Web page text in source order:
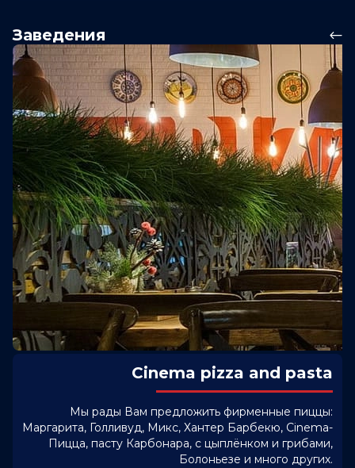
Заведения
Cinema pizza and pasta
Мы рады Вам предложить фирменные пиццы:
Маргарита, Голливуд, Микс, Хантер Барбекю, Cinema-
Пицца, пасту Карбонара, с цыплёнком и грибами,
Болоньезе и много других.